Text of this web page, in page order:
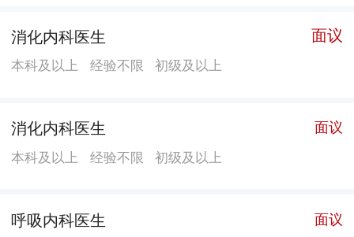
消化内科医生 面议
本科及以上 经验不限 初级及以上
消化内科医生 面议
本科及以上 经验不限 初级及以上
呼吸内科医生 面议